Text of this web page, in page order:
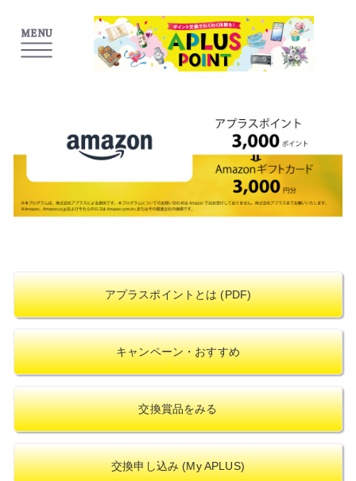
MENU
アプラスポイントとは (PDF)
キャンペーン・おすすめ
交換賞品をみる
交換申し込み (My APLUS)